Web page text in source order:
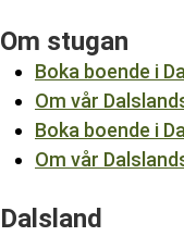
Om stugan
Boka boende i
Om vår
Boka boende i
Om vår
Dalsland